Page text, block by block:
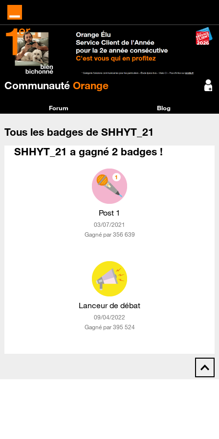
Communauté Orange
Forum Blog
Tous les badges de SHHYT_21
SHHYT_21 a gagné 2 badges !
Post 1
‎03/07/2021
Gagné par 356 639
Lanceur de débat
‎09/04/2022
Gagné par 395 524